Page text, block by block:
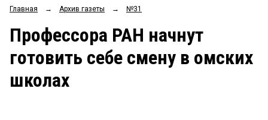
ОБЩЕСТВО
ЗАКОН Рейтинги
Блоги
Главная → Архив газеты → №31
Профессора РАН начнут
готовить себе смену в омских
школах